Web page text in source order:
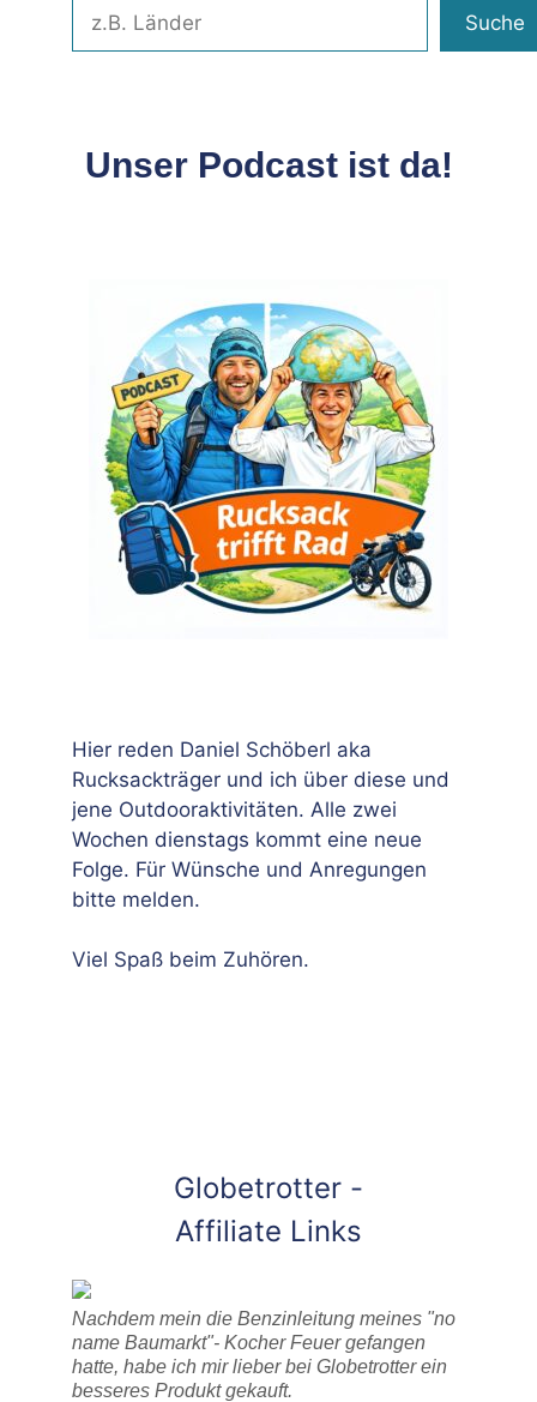
Suche
Unser Podcast ist da!
Hier reden Daniel Schöberl aka
Rucksackträger und ich über diese und
jene Outdooraktivitäten. Alle zwei
Wochen dienstags kommt eine neue
Folge. Für Wünsche und Anregungen
bitte melden.
Viel Spaß beim Zuhören.
Globetrotter -
Affiliate Links
Nachdem mein die Benzinleitung meines "no
name Baumarkt"- Kocher Feuer gefangen
hatte, habe ich mir lieber bei Globetrotter ein
besseres Produkt gekauft.